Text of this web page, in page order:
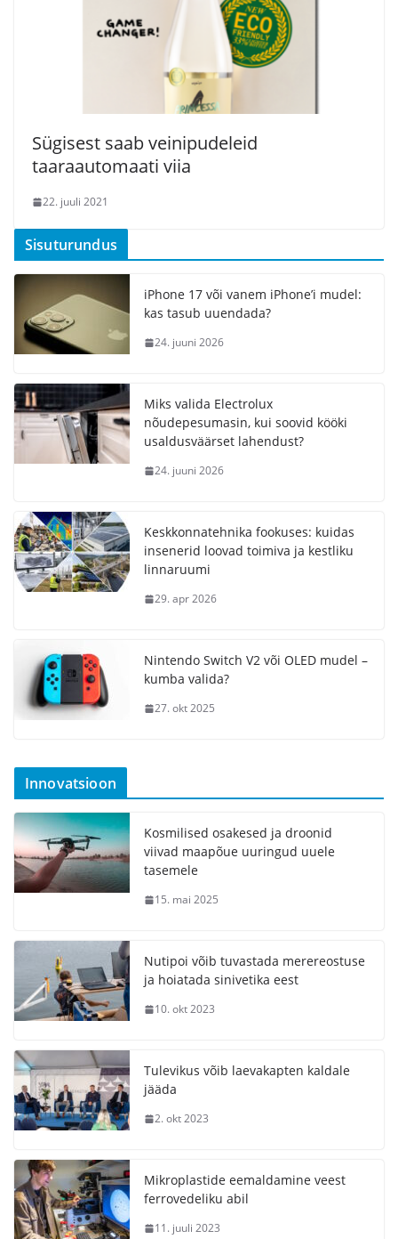
Sügisest saab veinipudeleid
taaraautomaati viia
22. juuli 2021
Sisuturundus
iPhone 17 või vanem iPhone’i mudel:
kas tasub uuendada?
24. juuni 2026
Miks valida Electrolux
nõudepesumasin, kui soovid kööki
usaldusväärset lahendust?
24. juuni 2026
Keskkonnatehnika fookuses: kuidas
insenerid loovad toimiva ja kestliku
linnaruumi
29. apr 2026
Nintendo Switch V2 või OLED mudel –
kumba valida?
27. okt 2025
Innovatsioon
Kosmilised osakesed ja droonid
viivad maapõue uuringud uuele
tasemele
15. mai 2025
Nutipoi võib tuvastada merereostuse
ja hoiatada sinivetika eest
10. okt 2023
Tulevikus võib laevakapten kaldale
jääda
2. okt 2023
Mikroplastide eemaldamine veest
ferrovedeliku abil
11. juuli 2023